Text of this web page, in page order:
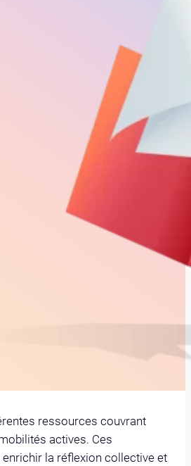
ressources couvrant
actives. Ces
la réflexion collective et